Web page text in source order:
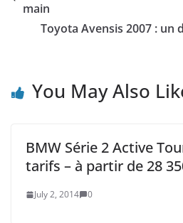
main
Toyota Avensis 2007 : un
You May Also
BMW Série 2 Active
tarifs – à partir de 28
July 2, 2014 0